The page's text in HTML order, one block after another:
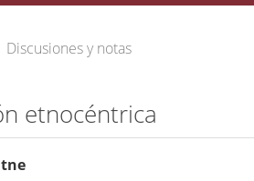
Discusiones y notas
etnocéntrica